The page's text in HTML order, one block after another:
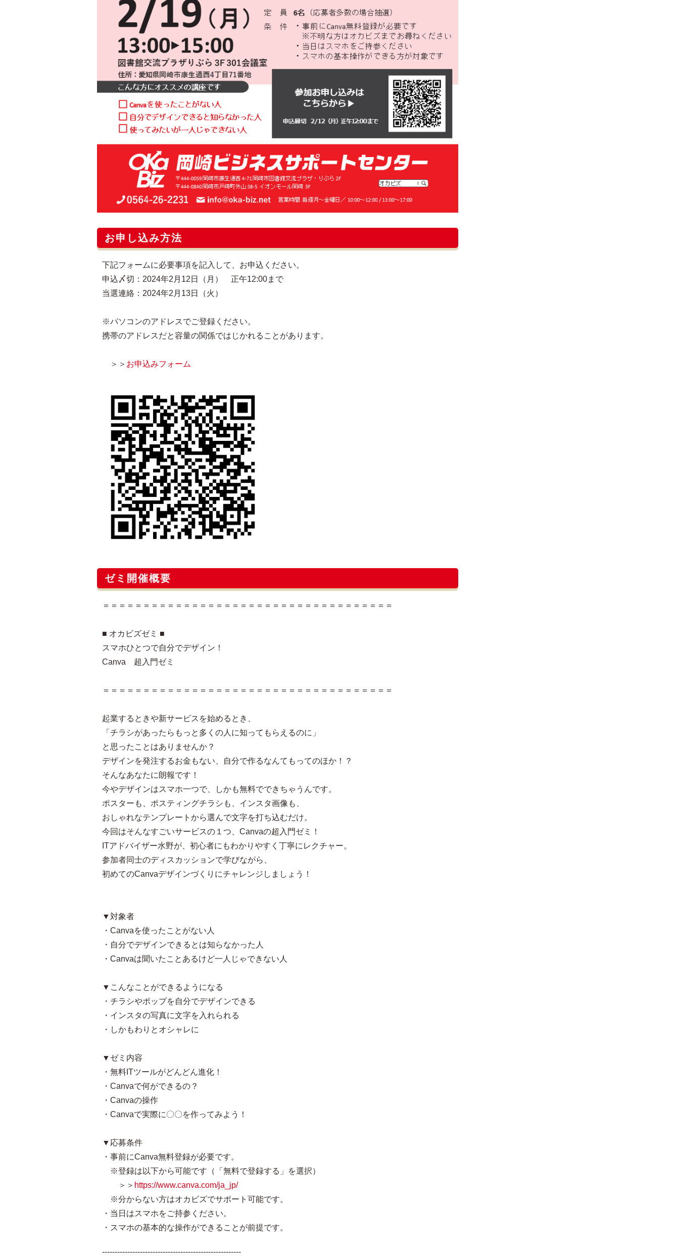
お申し込み方法
下記フォームに必要事項を記入して、お申込ください。
申込〆切：2024年2月12日（月） 正午12:00まで
当選連絡：2024年2月13日（火）
※パソコンのアドレスでご登録ください。
携帯のアドレスだと容量の関係ではじかれることがあります。
＞＞ お申込みフォーム
ゼミ開催概要
＝＝＝＝＝＝＝＝＝＝＝＝＝＝＝＝＝＝＝＝＝＝＝＝＝＝＝＝＝＝＝＝＝＝＝＝
■ オカビズゼミ ■
スマホひとつで自分でデザイン！
Canva 超入門ゼミ
＝＝＝＝＝＝＝＝＝＝＝＝＝＝＝＝＝＝＝＝＝＝＝＝＝＝＝＝＝＝＝＝＝＝＝＝
起業するときや新サービスを始めるとき、
「チラシがあったらもっと多くの人に知ってもらえるのに」
と思ったことはありませんか？
デザインを発注するお金もない、自分で作るなんてもってのほか！？
そんなあなたに朗報です！
今やデザインはスマホ一つで、しかも無料でできちゃうんです。
ポスターも、ポスティングチラシも、インスタ画像も、
おしゃれなテンプレートから選んで文字を打ち込むだけ。
今回はそんなすごいサービスの１つ、Canvaの超入門ゼミ！
ITアドバイザー水野が、初心者にもわかりやすく丁寧にレクチャー。
参加者同士のディスカッションで学びながら、
初めてのCanvaデザインづくりにチャレンジしましょう！
▼対象者
・Canvaを使ったことがない人
・自分でデザインできるとは知らなかった人
・Canvaは聞いたことあるけど一人じゃできない人
▼こんなことができるようになる
・チラシやポップを自分でデザインできる
・インスタの写真に文字を入れられる
・しかもわりとオシャレに
▼ゼミ内容
・無料ITツールがどんどん進化！
・Canvaで何ができるの？
・Canvaの操作
・Canvaで実際に〇〇を作ってみよう！
▼応募条件
・事前にCanva無料登録が必要です。
※登録は以下から可能です（「無料で登録する」を選択）
＞＞ https://www.canva.com/ja_jp/
※分からない方はオカビズでサポート可能です。
・当日はスマホをご持参ください。
・スマホの基本的な操作ができることが前提です。
-------------------------------------------------------